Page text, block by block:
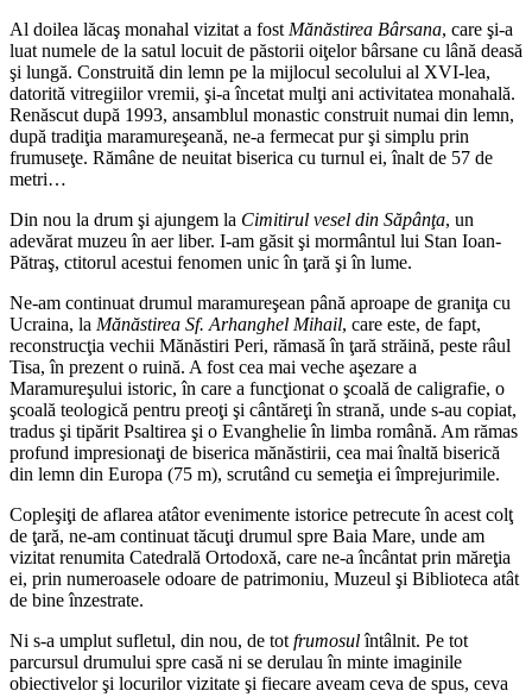
Al doilea lăcaş monahal vizitat a fost Mănăstirea Bârsana, care şi-a
luat numele de la satul locuit de păstorii oiţelor bârsane cu lână deasă
şi lungă. Construită din lemn pe la mijlocul secolului al XVI-lea,
datorită vitregiilor vremii, şi-a încetat mulţi ani activitatea monahală.
Renăscut după 1993, ansamblul monastic construit numai din lemn,
după tradiţia maramureşeană, ne-a fermecat pur şi simplu prin
frumuseţe. Rămâne de neuitat biserica cu turnul ei, înalt de 57 de
metri…
Din nou la drum şi ajungem la Cimitirul vesel din Săpânţa, un
adevărat muzeu în aer liber. I-am găsit şi mormântul lui Stan Ioan-
Pătraş, ctitorul acestui fenomen unic în ţară şi în lume.
Ne-am continuat drumul maramureşean până aproape de graniţa cu
Ucraina, la Mănăstirea Sf. Arhanghel Mihail, care este, de fapt,
reconstrucţia vechii Mănăstiri Peri, rămasă în ţară străină, peste râul
Tisa, în prezent o ruină. A fost cea mai veche aşezare a
Maramureşului istoric, în care a funcţionat o şcoală de caligrafie, o
şcoală teologică pentru preoţi şi cântăreţi în strană, unde s-au copiat,
tradus şi tipărit Psaltirea şi o Evanghelie în limba română. Am rămas
profund impresionaţi de biserica mănăstirii, cea mai înaltă biserică
din lemn din Europa (75 m), scrutând cu semeţia ei împrejurimile.
Copleşiţi de aflarea atâtor evenimente istorice petrecute în acest colţ
de ţară, ne-am continuat tăcuţi drumul spre Baia Mare, unde am
vizitat renumita Catedrală Ortodoxă, care ne-a încântat prin măreţia
ei, prin numeroasele odoare de patrimoniu, Muzeul şi Biblioteca atât
de bine înzestrate.
Ni s-a umplut sufletul, din nou, de tot frumosulîntâlnit. Pe tot
parcursul drumului spre casă ni se derulau în minte imaginile
obiectivelor şi locurilor vizitate şi fiecare aveam ceva de spus, ceva